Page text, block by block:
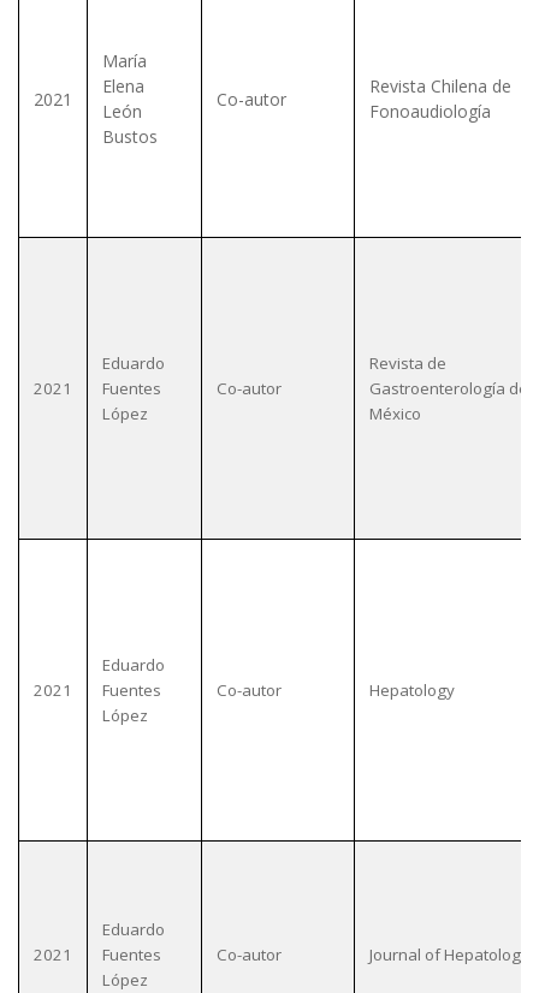
2021
María
Elena
León
Bustos
Co-autor
Revista Chilena de
Fonoaudiología
2021
Eduardo
Fuentes
López
Co-autor
Revista de
Gastroenterología de
México
2021
Eduardo
Fuentes
López
Co-autor Hepatology
2021
Eduardo
Fuentes
López
Co-autor Journal of Hepatology